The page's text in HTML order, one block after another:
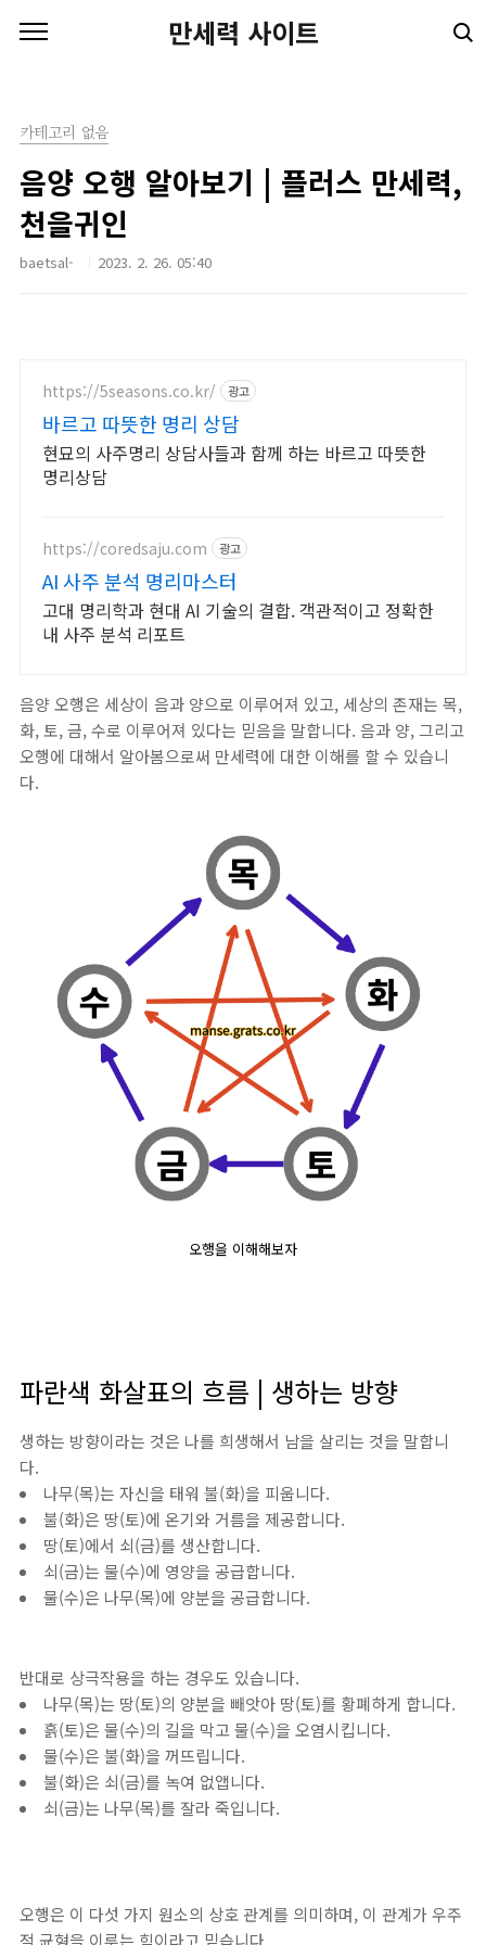
만세력 사이트
카테고리 없음
음양 오행 알아보기 | 플러스 만세력,
천을귀인
baetsal- 2023. 2. 26. 05:40
https://5seasons.co.kr/ 광고
바르고 따뜻한 명리 상담
현묘의 사주명리 상담사들과 함께 하는 바르고 따뜻한
명리상담
https://coredsaju.com 광고
AI 사주 분석 명리마스터
고대 명리학과 현대 AI 기술의 결합. 객관적이고 정확한
내 사주 분석 리포트
음양 오행은 세상이 음과 양으로 이루어져 있고, 세상의 존재는 목,
화, 토, 금, 수로 이루어져 있다는 믿음을 말합니다. 음과 양, 그리고
오행에 대해서 알아봄으로써 만세력에 대한 이해를 할 수 있습니
다.
오행을 이해해보자
파란색 화살표의 흐름 | 생하는 방향
생하는 방향이라는 것은 나를 희생해서 남을 살리는 것을 말합니
다.
나무(목)는 자신을 태워 불(화)을 피웁니다.
불(화)은 땅(토)에 온기와 거름을 제공합니다.
땅(토)에서 쇠(금)를 생산합니다.
쇠(금)는 물(수)에 영양을 공급합니다.
물(수)은 나무(목)에 양분을 공급합니다.
반대로 상극작용을 하는 경우도 있습니다.
나무(목)는 땅(토)의 양분을 빼앗아 땅(토)를 황폐하게 합니다.
흙(토)은 물(수)의 길을 막고 물(수)을 오염시킵니다.
물(수)은 불(화)을 꺼뜨립니다.
불(화)은 쇠(금)를 녹여 없앱니다.
쇠(금)는 나무(목)를 잘라 죽입니다.
오행은 이 다섯 가지 원소의 상호 관계를 의미하며, 이 관계가 우주
적 균형을 이루는 힘이라고 믿습니다.